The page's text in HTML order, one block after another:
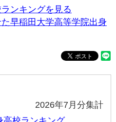
ンキングを見る
早稲田大学高等学院出身
2026年7月分集計